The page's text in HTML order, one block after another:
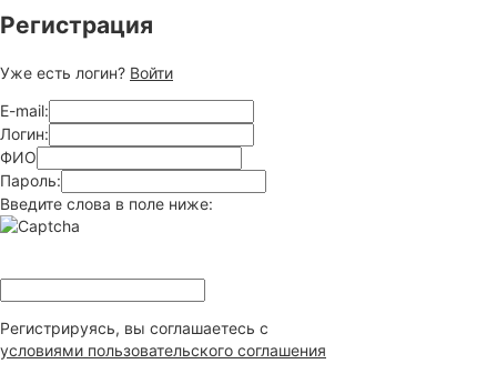
Регистрация
Уже есть логин? Войти
E-mail:
Логин:
ФИО
Пароль:
Введите слова в поле ниже:
Регистрируясь, вы соглашаетесь c
условиями пользовательского соглашения